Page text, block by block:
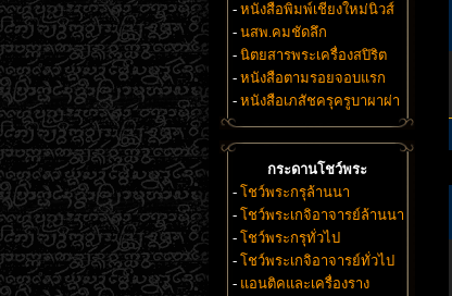
- หนังสือพิมพ์เชียงใหม่นิวส์
- นสพ.คมชัดลึก
- นิตยสารพระเครื่องสปิริต
- หนังสือตามรอยจอบแรก
- หนังสือเภสัชครุครูบาผาผ่า
กระดานโชว์พระ
- โชว์พระกรุล้านนา
- โชว์พระเกจิอาจารย์ล้านนา
- โชว์พระกรุทั่วไป
- โชว์พระเกจิอาจารย์ทั่วไป
- แอนติคและเครื่องราง